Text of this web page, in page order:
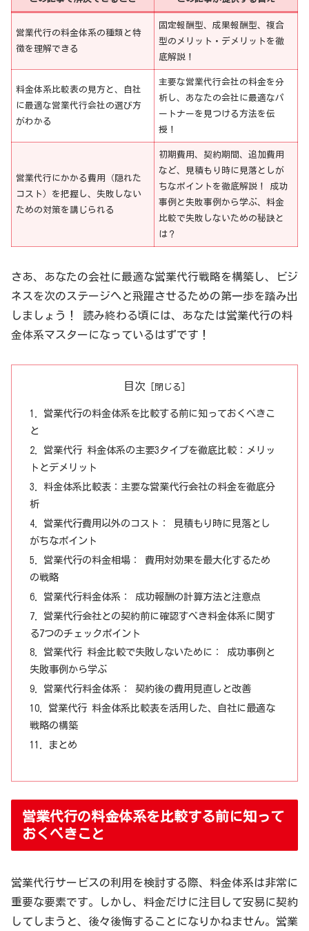
営業代行の料金体系の種類と特
徴を理解できる
固定報酬型、成果報酬型、複合
型のメリット・デメリットを徹
底解説！
料金体系比較表の見方と、自社
に最適な営業代行会社の選び方
がわかる
主要な営業代行会社の料金を分
析し、あなたの会社に最適なパ
ートナーを見つける方法を伝
授！
営業代行にかかる費用（隠れた
コスト）を把握し、失敗しない
ための対策を講じられる
初期費用、契約期間、追加費用
など、見積もり時に見落としが
ちなポイントを徹底解説！ 成功
事例と失敗事例から学ぶ、料金
比較で失敗しないための秘訣と
は？
さあ、あなたの会社に最適な営業代行戦略を構築し、ビジ
ネスを次のステージへと飛躍させるための第一歩を踏み出
しましょう！ 読み終わる頃には、あなたは営業代行の料
金体系マスターになっているはずです！
目次
営業代行の料金体系を比較する前に知っておくべきこ
と
営業代行 料金体系の主要3タイプを徹底比較：メリッ
トとデメリット
料金体系比較表：主要な営業代行会社の料金を徹底分
析
営業代行費用以外のコスト： 見積もり時に見落とし
がちなポイント
営業代行の料金相場： 費用対効果を最大化するため
の戦略
営業代行料金体系： 成功報酬の計算方法と注意点
営業代行会社との契約前に確認すべき料金体系に関す
る7つのチェックポイント
営業代行 料金比較で失敗しないために： 成功事例と
失敗事例から学ぶ
営業代行料金体系： 契約後の費用見直しと改善
営業代行 料金体系比較表を活用した、自社に最適な
戦略の構築
まとめ
営業代行の料金体系を比較する前に知って
おくべきこと
営業代行サービスの利用を検討する際、料金体系は非常に
重要な要素です。しかし、料金だけに注目して安易に契約
してしまうと、後々後悔することになりかねません。営業